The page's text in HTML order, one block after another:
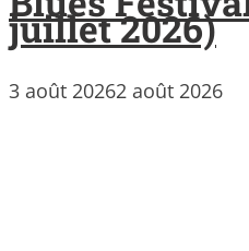
juillet 2026)
3 août 20262 août 2026